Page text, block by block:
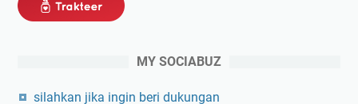
MY SOCIABUZ
silahkan jika ingin beri dukungan